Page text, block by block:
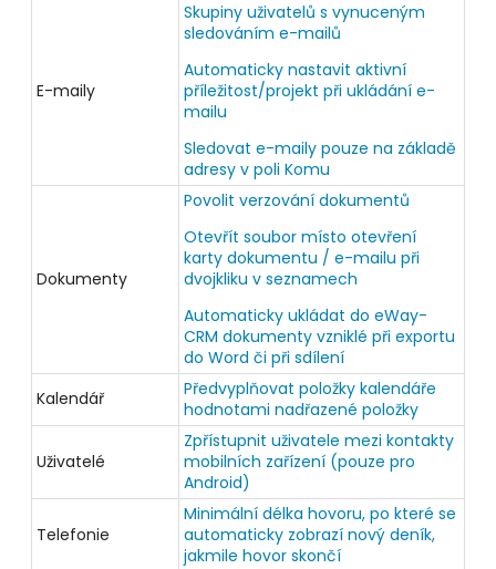
E-maily
Skupiny uživatelů s vynuceným
sledováním e-mailů
Automaticky nastavit aktivní
příležitost/projekt při ukládání e-
mailu
Sledovat e-maily pouze na základě
adresy v poli Komu
Dokumenty
Povolit verzování dokumentů
Otevřít soubor místo otevření
karty dokumentu / e-mailu při
dvojkliku v seznamech
Automaticky ukládat do eWay-
CRM dokumenty vzniklé při exportu
do Word či při sdílení
Kalendář
Předvyplňovat položky kalendáře
hodnotami nadřazené položky
Uživatelé
Zpřístupnit uživatele mezi kontakty
mobilních zařízení (pouze pro
Android)
Telefonie
Minimální délka hovoru, po které se
automaticky zobrazí nový deník,
jakmile hovor skončí